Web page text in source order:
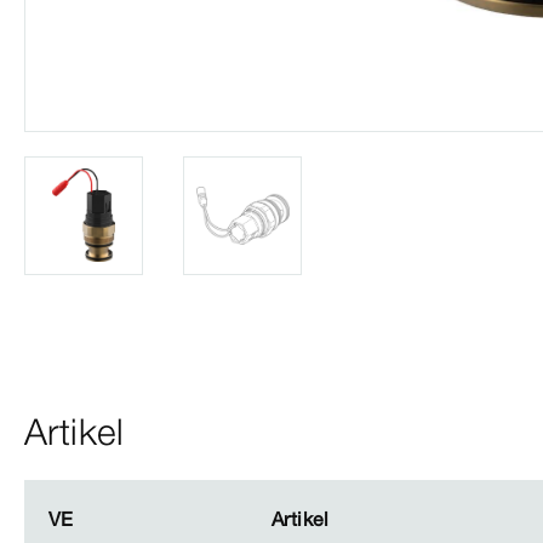
Artikel
VE Artikel
VE Artikel